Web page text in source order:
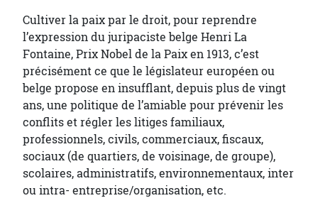
Cultiver la paix par le droit, pour reprendre
l’expression du juripaciste belge Henri La
Fontaine, Prix Nobel de la Paix en 1913, c’est
précisément ce que le législateur européen ou
belge propose en insufflant, depuis plus de vingt
ans, une politique de l’amiable pour prévenir les
conflits et régler les litiges familiaux,
professionnels, civils, commerciaux, fiscaux,
sociaux (de quartiers, de voisinage, de groupe),
scolaires, administratifs, environnementaux, inter
ou intra- entreprise/organisation, etc.